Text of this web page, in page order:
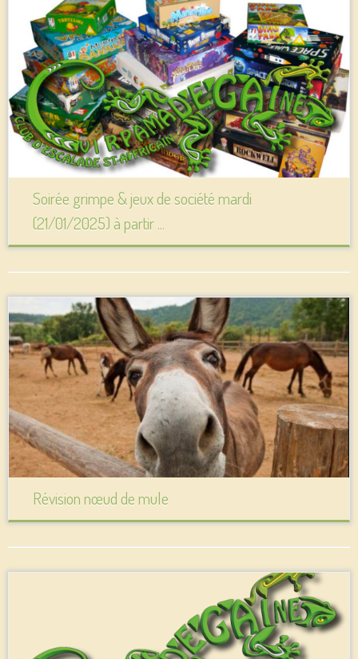
Soirée grimpe & jeux de société mardi
(21/01/2025) à partir ...
Révision nœud de mule